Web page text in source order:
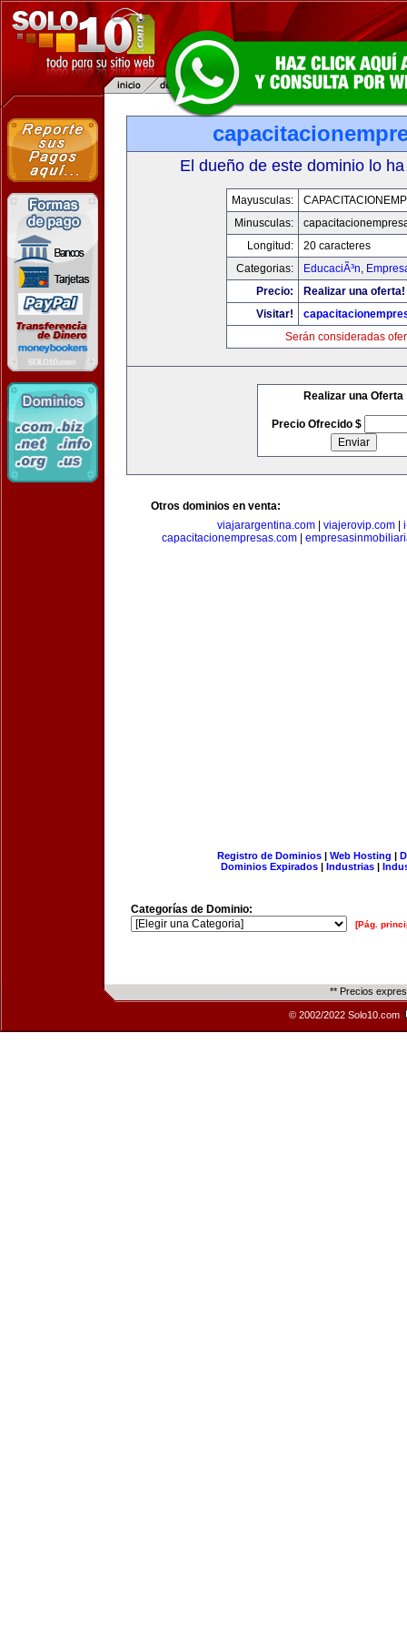
El dueño de este dominio lo
Mayusculas:
Minusculas:
Longitud:
20 caracteres
Categorias:
EducaciÃ³n,
Precio:
Realizar una oferta!
Visitar!
Serán consideradas
Realizar una Oferta
Precio Ofrecido $
Otros dominios en venta:
viajarargentina.com| viajerovip.com|
capacitacionempresas.com|
Registro de Dominios| Web Hosting |
Dominios Expirados | Industrias |
Categorías de Dominio:
[Pág.
** Precios
© 2002/2022 Solo10.com